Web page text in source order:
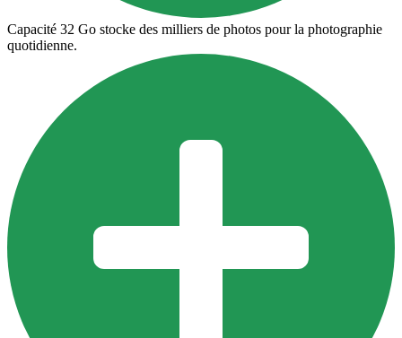
Capacité 32 Go stocke des milliers de photos pour la photographie
quotidienne.